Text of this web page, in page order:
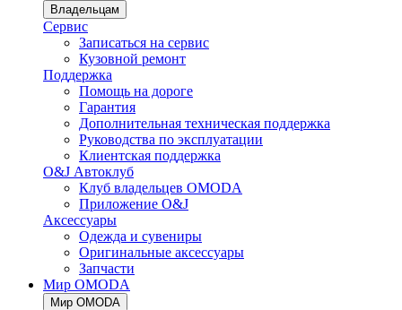
Владельцам
Сервис
Записаться на сервис
Кузовной ремонт
Поддержка
Помощь на дороге
Гарантия
Дополнительная техническая поддержка
Руководства по эксплуатации
Клиентская поддержка
O&J Автоклуб
Клуб владельцев OMODA
Приложение O&J
Аксессуары
Одежда и сувениры
Оригинальные аксессуары
Запчасти
Мир OMODA
Мир OMODA